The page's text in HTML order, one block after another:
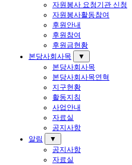
자원봉사 요청기관 신청
자원봉사활동참여
후원안내
후원참여
후원금현황
본당사회사목
▼
본당사회사목
본당사회사목연혁
지구현황
활동지침
사업안내
자료실
공지사항
알림
▼
공지사항
자료실